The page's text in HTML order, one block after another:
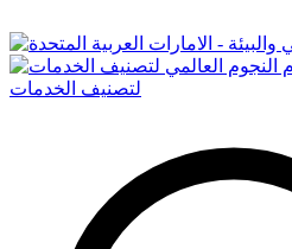
لتصنيف الخدمات